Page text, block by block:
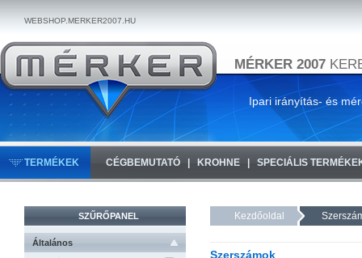
WEBSHOP.MERKER2007.HU
MÉRKER 2007
Ipari irányítás- és
TERMÉKEK CÉGBEMUTATÓ KROHNE SPECIÁLIS
Kezdőoldal
Szerszámok
SZŰRŐPANEL
Általános